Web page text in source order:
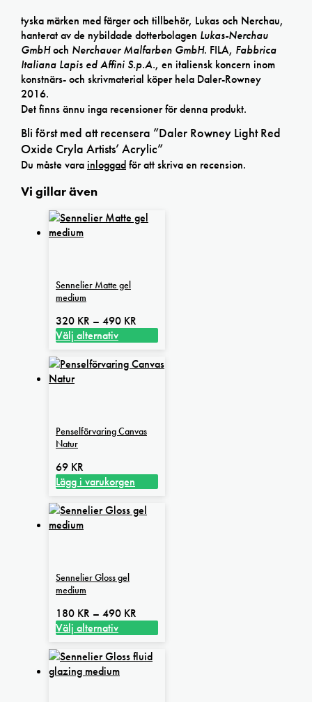
tyska märken med färger och tillbehör, Lukas och Nerchau,
hanterat av de nybildade dotterbolagen Lukas-Nerchau
GmbHoch Nerchauer Malfarben GmbH. FILA, Fabbrica
Italiana Lapis ed Affini S.p.A., en italiensk koncern inom
konstnärs- och skrivmaterial köper hela Daler-Rowney
2016.
Det finns ännu inga recensioner för denna produkt.
Bli först med att recensera ”Daler Rowney Light Red
Oxide Cryla Artists’ Acrylic”
Du måste varainloggadför att skriva en recension.
Vi gillar även
Sennelier Matte gel
medium
320 KR – 490 KR
490 kr
Välj alternativ
här
produkten
De
olika
alternativen
kan
på
produktsidan
Penselförvaring Canvas
Natur
69 KR
Lägg i varukorgen
Sennelier Gloss gel
medium
180 KR – 490 KR
490 kr
Välj alternativ
här
produkten